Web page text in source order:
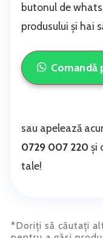
butonul de
produsului și hai
Comandă
sau apelează
0729 007 220și
tale!
*Doriți să căutați